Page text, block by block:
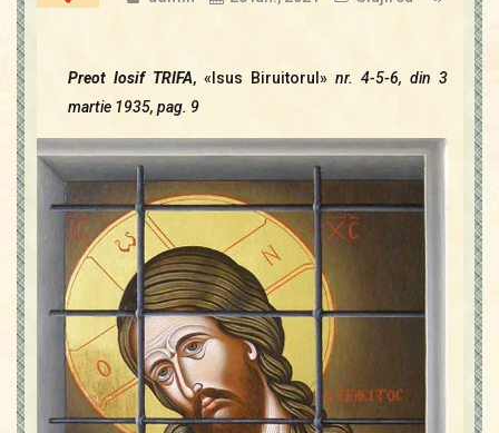
Preot Iosif TRIFA, «Isus Biruitorul»nr. 4-5-6, din 3
martie 1935, pag. 9